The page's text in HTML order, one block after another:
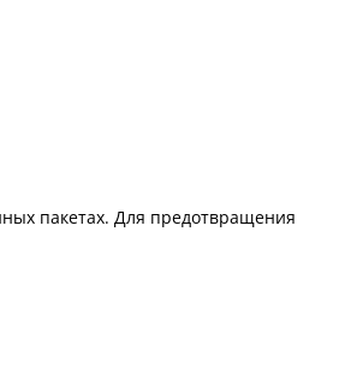
пакетах. Для предотвращения